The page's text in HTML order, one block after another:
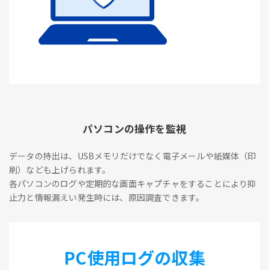
パソコンの操作を監視
データの持出は、USBメモリだけでなく電子メールや紙媒体（印
刷）なども上げられます。
各パソコンのログや定期的な画面キャプチャをすることにより抑
止力と情報漏えい発生時には、原因調査できます。
PC使用ログの収集